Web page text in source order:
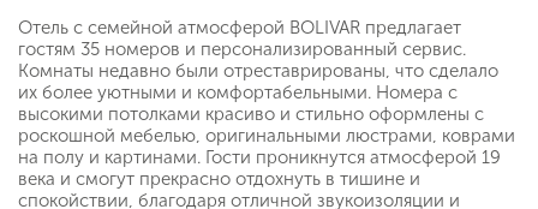
Отель с семейной атмосферой BOLIVAR предлагает
гостям 35 номеров и персонализированный сервис.
Комнаты недавно были отреставрированы, что сделало
их более уютными и комфортабельными. Номера с
высокими потолками красиво и стильно оформлены с
роскошной мебелью, оригинальными люстрами, коврами
на полу и картинами. Гости проникнутся атмосферой 19
века и смогут прекрасно отдохнуть в тишине и
спокойствии, благодаря отличной звукоизоляции и